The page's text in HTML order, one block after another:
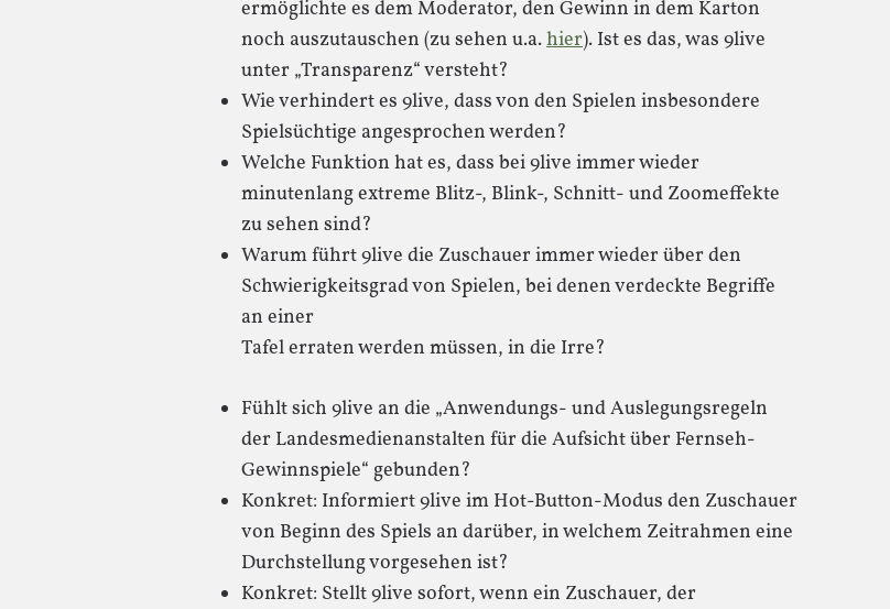
ermöglichte es dem Moderator, den Gewinn in dem Karton
noch auszutauschen (zu sehen u.a.hier). Ist es das, was 9live
unter „Transparenz“ versteht?
Wie verhindert es 9live, dass von den Spielen insbesondere
Spielsüchtige angesprochen werden?
Welche Funktion hat es, dass bei 9live immer wieder
minutenlang extreme Blitz-, Blink-, Schnitt- und Zoomeffekte
zu sehen sind?
Warum führt 9live die Zuschauer immer wieder über den
Schwierigkeitsgrad von Spielen, bei denen verdeckte Begriffe
an einer
Tafel erraten werden müssen, in die Irre?
Fühlt sich 9live an die „Anwendungs- und Auslegungsregeln
der Landesmedienanstalten für die Aufsicht über Fernseh-
Gewinnspiele“ gebunden?
Konkret: Informiert 9live im Hot-Button-Modus den Zuschauer
von Beginn des Spiels an darüber, in welchem Zeitrahmen eine
Durchstellung vorgesehen ist?
Konkret: Stellt 9live sofort, wenn ein Zuschauer, der